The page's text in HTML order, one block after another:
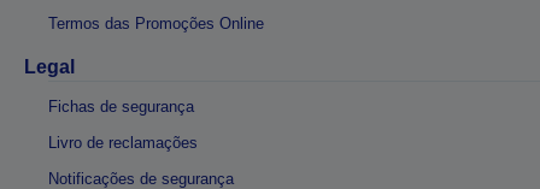
Termos das Promoções Online
Legal
Fichas de segurança
Livro de reclamações
Notificações de segurança